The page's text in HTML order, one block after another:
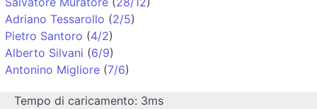
Adriano Tessarollo (2/5)
Pietro Santoro (4/2)
Alberto Silvani (6/9)
Antonino Migliore (7/6)
Tempo di caricamento: 3ms